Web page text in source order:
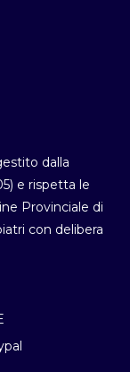
dalla
e rispetta le
Provinciale di
con delibera